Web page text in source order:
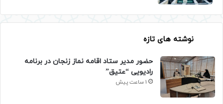
نوشته های تازه
حضور مدیر ستاد اقامه نماز زنجان در برنامه
رادیویی “عتیق”
1 ساعت پیش